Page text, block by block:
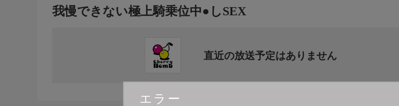
エラー
我慢できない極上騎乗位中●しSEX
直近の放送予定はありません